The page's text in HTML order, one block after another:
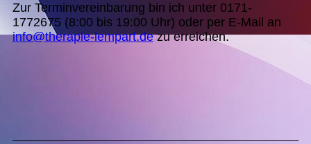
Zur Terminvereinbarung bin ich unter 0171-
1772675 (8:00 bis 19:00 Uhr) oder per E-Mail an
info@therapie-lempart.dezu erreichen.